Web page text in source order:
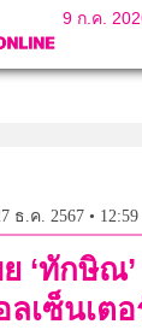
9 ก.ค.
ธ.ค. 2567 • 12:59
ย ‘ทักษิ
เซ็นเต